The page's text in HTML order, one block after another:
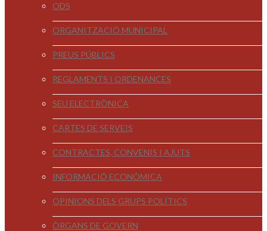
ODS
ORGANITZACIÓ MUNICIPAL
PREUS PÚBLICS
REGLAMENTS I ORDENANCES
SEU ELECTRÒNICA
CARTES DE SERVEIS
CONTRACTES, CONVENIS I AJUTS
INFORMACIÓ ECONÒMICA
OPINIONS DELS GRUPS POLÍTICS
ÒRGANS DE GOVERN